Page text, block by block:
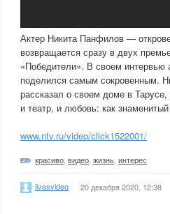
Актер Никита Панфилов —
возвращается сразу в двух
«Победители». В своем интервью
поделился самым сокровенным.
рассказал о своем доме в
и театр, и любовь: как
www.ntv.ru/video/click1522001/
красиво видео жизнь интерес
livesvideo 20 декабря 2020, 12:38